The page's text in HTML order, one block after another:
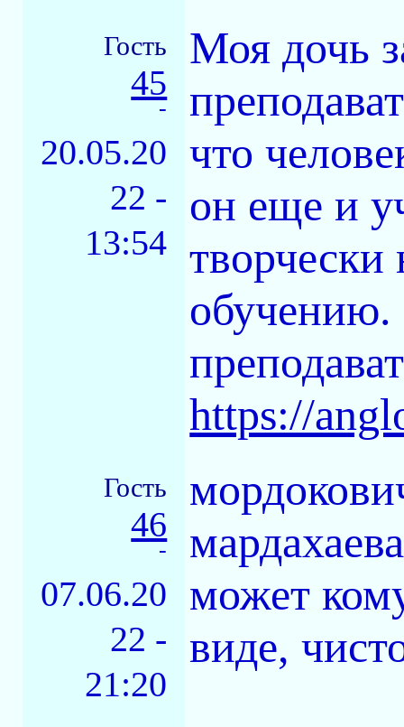
Гость
45
-
20.05.20
22 -
13:54
Моя дочь
что
он еще и
творчески
обучению.
https://
Гость
46
-
07.06.20
22 -
21:20
может
виде,